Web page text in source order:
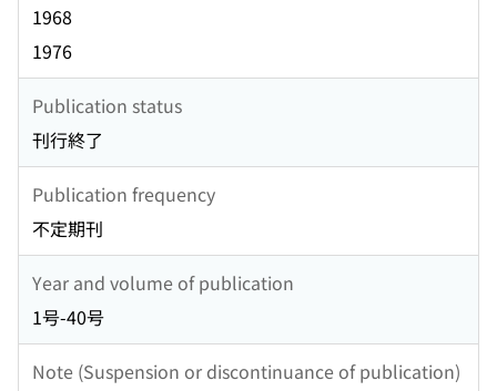
1968
1976
Publication status
刊行終了
Publication frequency
不定期刊
Year and volume of publication
1号-40号
Note (Suspension or discontinuance of publication)